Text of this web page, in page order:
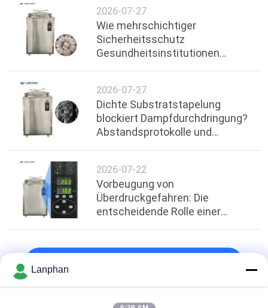
2026-07-27
Wie mehrschichtiger
Sicherheitsschutz
Gesundheitsinstitutionen
Abschaltung bei 200L
Autoklaven
2026-07-27
Dichte Substratstapelung
blockiert Dampfdurchdringung?
Abstandsprotokolle und
Vertikalautoklaven
2026-07-22
Vorbeugung von
Überdruckgefahren: Die
entscheidende Rolle einer
der industriellen Sterilisation
Lanphan